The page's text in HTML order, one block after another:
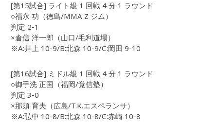
[第15試合] ライト級 1 回戦 4 分 1 ラウンド
○福永 功（徳島/MMA Z ジム）
判定 2-1
×倉信 洋一郎（山口/毛利道場）
※A:井上 10-9/B:北森 10-9/C:岡田 9-10
[第16試合] ミドル級 1 回戦 4 分 1 ラウンド
○御手洗 正国（福岡/覚信塾）
判定 3-0
×那須 育夫（広島/T.K.エスペランサ）
※A:弘中 10-8/B:北森 10-8/C:赤崎 10-8